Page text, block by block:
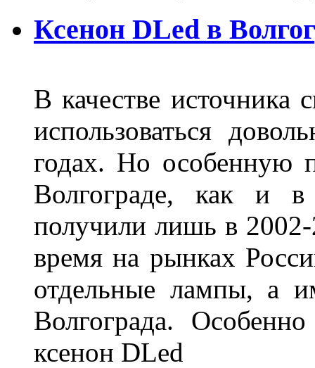
Ксенон DLed в
В качестве источника
использоваться
годах. Но особенную
Волгограде, как и
получили лишь в
время на рынках
отдельные лампы, а
Волгограда.
ксенон DLed